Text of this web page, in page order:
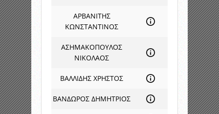
ΑΡΒΑΝΙΤΗΣ
ΚΩΝΣΤΑΝΤΙΝΟΣ
ΑΣΗΜΑΚΟΠΟΥΛΟΣ
ΝΙΚΟΛΑΟΣ
ΒΑΛΛΙΔΗΣ ΧΡΗΣΤΟΣ
ΒΑΝΔΩΡΟΣ ΔΗΜΗΤΡΙΟΣ